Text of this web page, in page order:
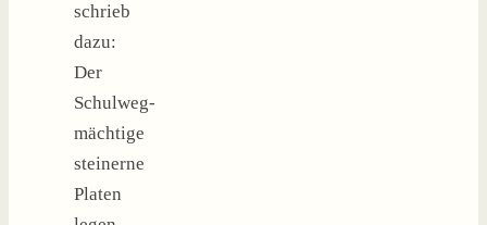
schrieb
dazu:
Der
Schulweg-
mächtige
steinerne
Platen